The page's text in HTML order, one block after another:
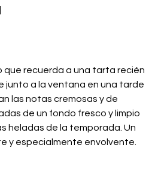
que recuerda a una tarta recién
junto a la ventana en una tarde
las notas cremosas y de
de un fondo fresco y limpio
heladas de la temporada. Un
y especialmente envolvente.